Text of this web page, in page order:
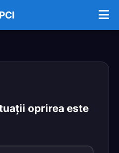
oprirea este